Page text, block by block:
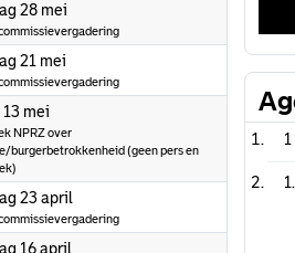
28 mei
21 mei
mei
NPRZ over
burgerbetrokkenheid (geen pers en
23 april
16 april
1